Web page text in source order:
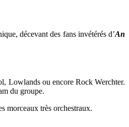
décevant des fans invétérés d’An
Lowlands ou encore Rock Werchter.
du groupe.
morceaux très orchestraux.